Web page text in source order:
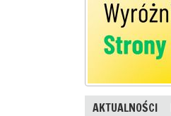
AKTUALNOŚCI